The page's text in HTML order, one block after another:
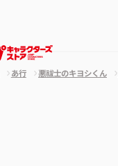
あ行 悪祓士のキヨシくん